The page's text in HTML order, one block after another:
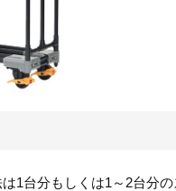
1台分もしくは1～2台分